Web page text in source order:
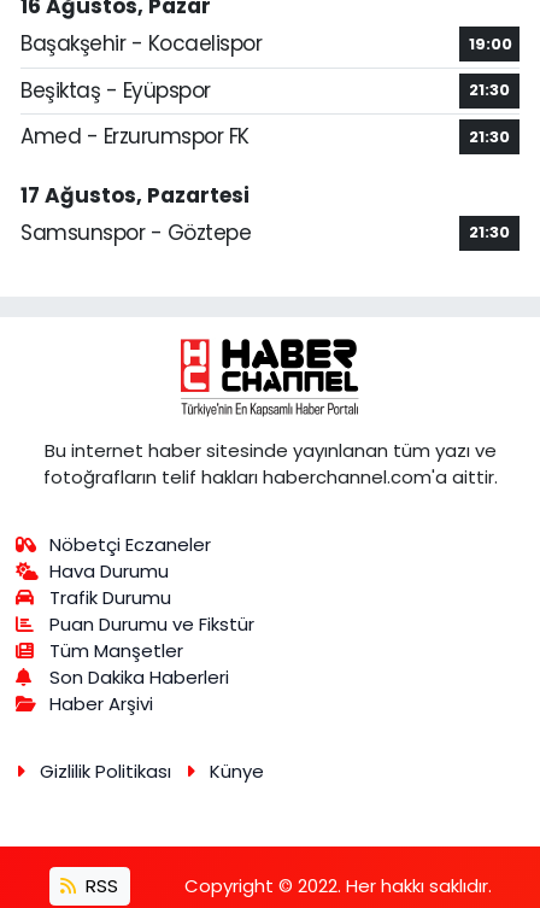
16 Ağustos, Pazar
Başakşehir - Kocaelispor
19:00
Beşiktaş - Eyüpspor 21:30
Amed - Erzurumspor FK 21:30
17 Ağustos, Pazartesi
Samsunspor - Göztepe
21:30
Bu internet haber sitesinde yayınlanan tüm yazı ve
fotoğrafların telif hakları haberchannel.com'a aittir.
Nöbetçi Eczaneler
Hava Durumu
Trafik Durumu
Puan Durumu ve Fikstür
Tüm Manşetler
Son Dakika Haberleri
Haber Arşivi
Gizlilik Politikası Künye
RSS Copyright © 2022. Her hakkı saklıdır.